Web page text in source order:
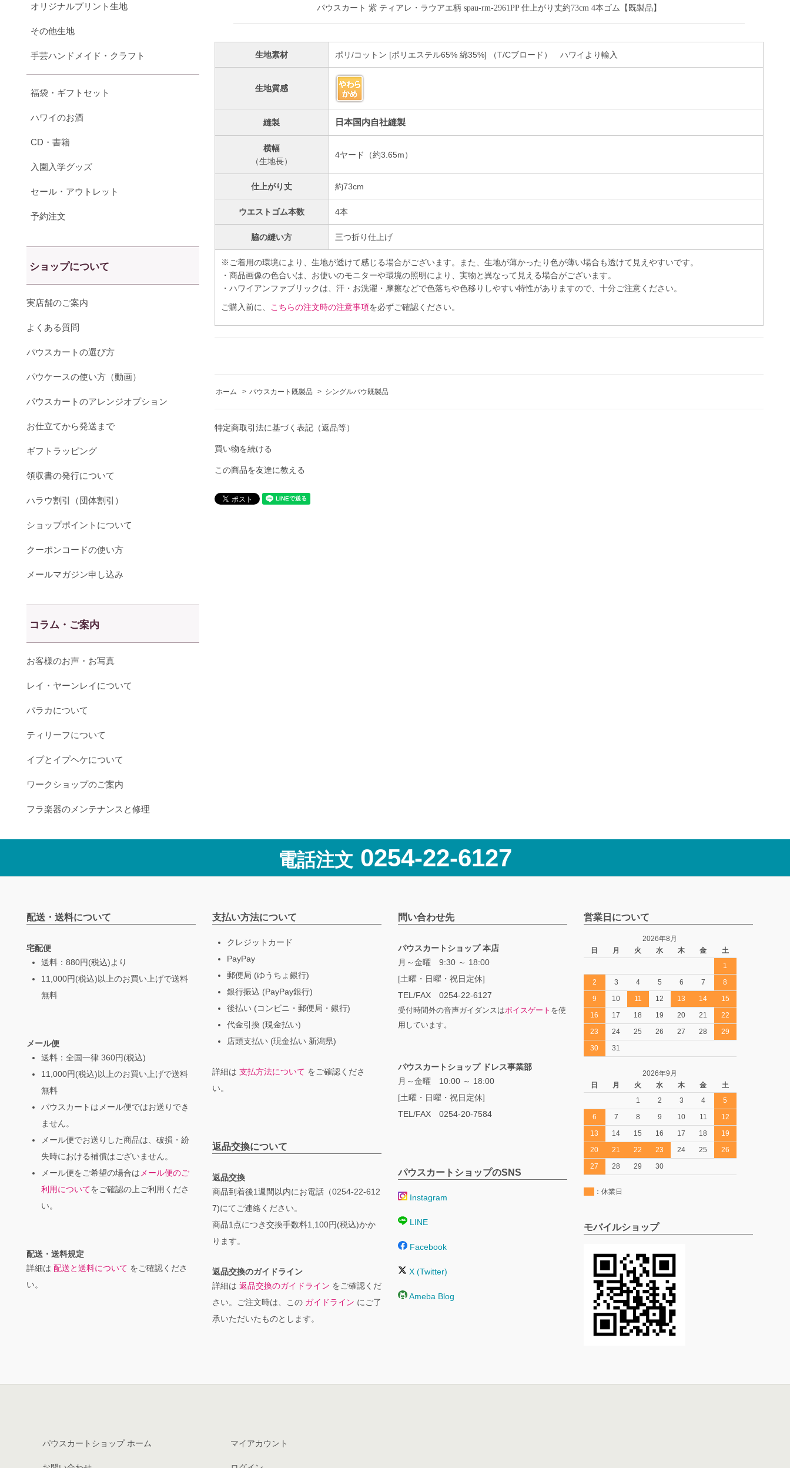
パウスカート 紫 ティアレ・ラウアエ柄 spau-rm-2961PP 仕上がり丈約73cm 4本ゴム【既製品】
生地素材 ポリ/コットン [ポリエステル65% 綿35%] （T/Cブロード） ハワイより輸入
生地質感
縫製 日本国内自社縫製
横幅
（生地長）
4ヤード（約3.65m）
仕上がり丈 約73cm
ウエストゴム本数 4本
脇の縫い方 三つ折り仕上げ
※ご着用の環境により、生地が透けて感じる場合がございます。また、生地が薄かったり色が薄い場合も透けて見えやすいです。
・商品画像の色合いは、お使いのモニターや環境の照明により、実物と異なって見える場合がございます。
・ハワイアンファブリックは、汗・お洗濯・摩擦などで色落ちや色移りしやすい特性がありますので、十分ご注意ください。
ご購入前に、
こちらの注文時の注意事項を必ずご確認ください。
ホーム > パウスカート既製品 > シングルパウ既製品
特定商取引法に基づく表記（返品等）
買い物を続ける
この商品を友達に教える
オリジナルプリント生地
その他生地
手芸ハンドメイド・クラフト
福袋・ギフトセット
ハワイのお酒
CD・書籍
入園入学グッズ
セール・アウトレット
予約注文
ショップについて
実店舗のご案内
よくある質問
パウスカートの選び方
パウケースの使い方（動画）
パウスカートのアレンジオプション
お仕立てから発送まで
ギフトラッピング
領収書の発行について
ハラウ割引（団体割引）
ショップポイントについて
クーポンコードの使い方
メールマガジン申し込み
コラム・ご案内
お客様のお声・お写真
レイ・ヤーンレイについて
パラカについて
ティリーフについて
イプとイプヘケについて
ワークショップのご案内
フラ楽器のメンテナンスと修理
電話注文 0254-22-6127
配送・送料について
宅配便
送料：880円(税込)より
11,000円(税込)以上のお買い上げで送料
無料
メール便
送料：全国一律 360円(税込)
11,000円(税込)以上のお買い上げで送料
無料
パウスカートはメール便ではお送りでき
ません。
メール便でお送りした商品は、破損・紛
失時における補償はございません。
メール便をご希望の場合はメール便のご
利用についてをご確認の上ご利用くださ
い。
配送・送料規定
詳細は 配送と送料について をご確認くださ
い。
支払い方法について
クレジットカード
PayPay
郵便局 (ゆうちょ銀行)
銀行振込 (PayPay銀行)
後払い (コンビニ・郵便局・銀行)
代金引換 (現金払い)
店頭支払い (現金払い 新潟県)
詳細は 支払方法について をご確認くださ
い。
問い合わせ先
パウスカートショップ 本店
月～金曜 9:30 ～ 18:00
[土曜・日曜・祝日定休]
TEL/FAX 0254-22-6127
受付時間外の音声ガイダンスはボイスゲート を使
用しています。
パウスカートショップ ドレス事業部
月～金曜 10:00 ～ 18:00
[土曜・日曜・祝日定休]
TEL/FAX 0254-20-7584
営業日について
2026年8月
日
月 火 水 木 金
土
1
2
3 4 5 6 7
8
9
10 11 12 13 14
15
16
17 18 19 20 21
22
23
24 25 26 27 28
29
30
31
2026年9月
日
月 火 水 木 金
土
1
2 3 4
5
6
7 8 9 10 11
12
13
14 15 16 17 18
19
20
21 22 23 24 25
26
27
28 29 30
：休業日
返品交換について
返品交換
商品到着後1週間以内にお電話（0254-22-612
7)にてご連絡ください。
商品1点につき交換手数料1,100円(税込)かか
ります。
返品交換のガイドライン
詳細は 返品交換のガイドライン をご確認くだ
さい。ご注文時は、この ガイドライン にご了
承いただいたものとします。
パウスカートショップのSNS
Instagram
LINE
Facebook
X (Twitter)
Ameba Blog
モバイルショップ
パウスカートショップ ホーム マイアカウント